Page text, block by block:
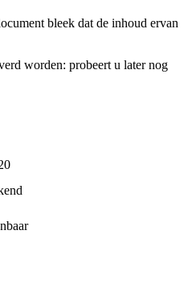
bleek dat de inhoud ervan
worden: probeert u later nog